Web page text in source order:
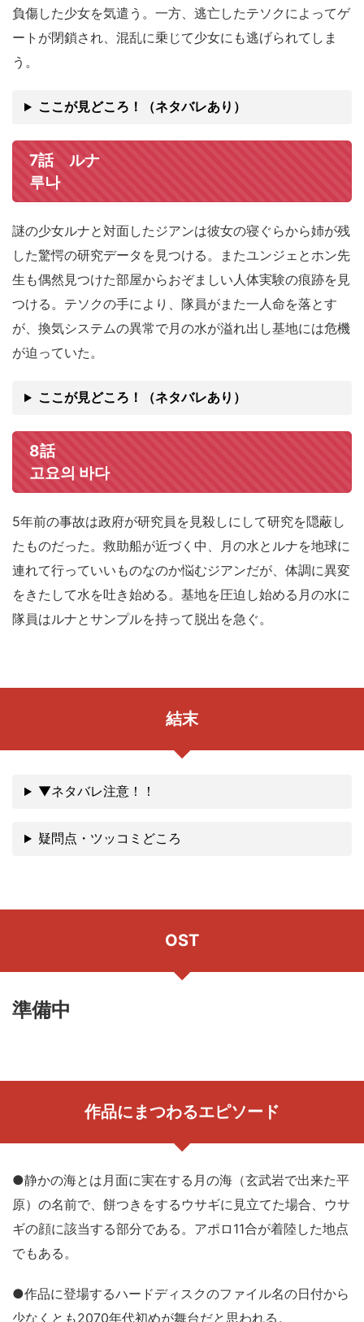
負傷した少女を気遣う。一方、逃亡したテソクによってゲ
ートが閉鎖され、混乱に乗じて少女にも逃げられてしま
う。
ここが見どころ！（ネタバレあり）
7話 ルナ
루나
謎の少女ルナと対面したジアンは彼女の寝ぐらから姉が残
した驚愕の研究データを見つける。またユンジェとホン先
生も偶然見つけた部屋からおぞましい人体実験の痕跡を見
つける。テソクの手により、隊員がまた一人命を落とす
が、換気システムの異常で月の水が溢れ出し基地には危機
が迫っていた。
ここが見どころ！（ネタバレあり）
8話
고요의 바다
5年前の事故は政府が研究員を見殺しにして研究を隠蔽し
たものだった。救助船が近づく中、月の水とルナを地球に
連れて行っていいものなのか悩むジアンだが、体調に異変
をきたして水を吐き始める。基地を圧迫し始める月の水に
隊員はルナとサンプルを持って脱出を急ぐ。
結末
▼ネタバレ注意！！
疑問点・ツッコミどころ
OST
準備中
作品にまつわるエピソード
●静かの海とは月面に実在する月の海（玄武岩で出来た平
原）の名前で、餅つきをするウサギに見立てた場合、ウサ
ギの顔に該当する部分である。アポロ11合が着陸した地点
でもある。
●作品に登場するハードディスクのファイル名の日付から
少なくとも2070年代初めが舞台だと思われる。